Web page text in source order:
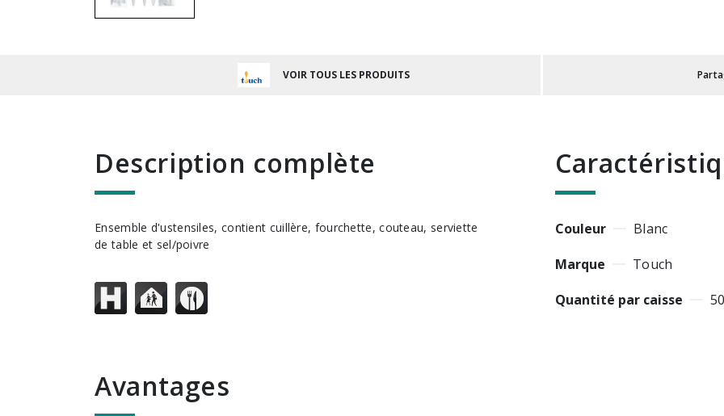
VOIR TOUS LES PRODUITS
description complète
Ensemble d'ustensiles, contient cuillère, fourchette, couteau, serviette
de table et sel/poivre
avantages
Couleur
Blanc
Marque
Touch
Quantité par caisse